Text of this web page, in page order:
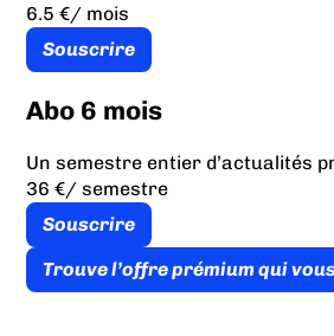
6.5 €/ mois
Souscrire
Abo 6 mois
Un semestre entier d’actualités
36 €/ semestre
Souscrire
Trouve l’offre prémium qui